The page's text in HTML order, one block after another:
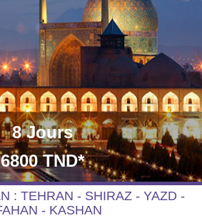
8 Jours
6800 TND*
: TEHRAN - SHIRAZ - YAZD -
- KASHAN